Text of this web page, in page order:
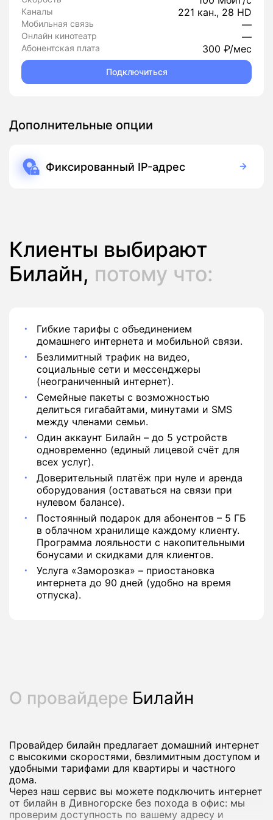
Каналы 221 кан., 28 HD
Мобильная связь —
Онлайн кинотеатр —
Абонентская плата 300 ₽/мес
Подключиться
Дополнительные опции
Фиксированный IP-адрес
Клиенты выбирают
Билайн, потому что:
Гибкие тарифы с объединением
домашнего интернета и мобильной связи.
Безлимитный трафик на видео,
социальные сети и мессенджеры
(неограниченный интернет).
Семейные пакеты с возможностью
делиться гигабайтами, минутами и SMS
между членами семьи.
Один аккаунт Билайн – до 5 устройств
одновременно (единый лицевой счёт для
всех услуг).
Доверительный платёж при нуле и аренда
оборудования (оставаться на связи при
нулевом балансе).
Постоянный подарок для абонентов – 5 ГБ
в облачном хранилище каждому клиенту.
Программа лояльности с накопительными
бонусами и скидками для клиентов.
Услуга «Заморозка» – приостановка
интернета до 90 дней (удобно на время
отпуска).
О провайдере Билайн
Провайдер билайн предлагает домашний интернет
с высокими скоростями, безлимитным доступом и
удобными тарифами для квартиры и частного
дома.
Через наш сервис вы можете подключить интернет
от билайн в Дивногорске без похода в офис: мы
проверим доступность по вашему адресу и